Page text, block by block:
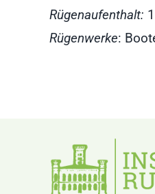
Rügenaufenthalt:
Rügenwerke: